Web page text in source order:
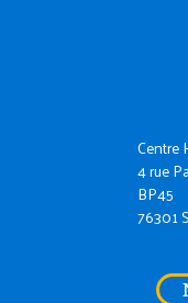
Centre
4 rue
BP45
76301